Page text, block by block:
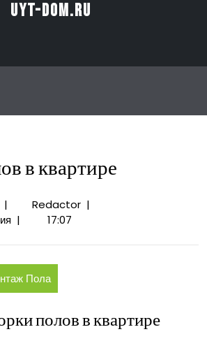
uyt-dom.ru
в квартире
| RedactorУборка
квартире
|
| 17:07
Пола
полов в квартире